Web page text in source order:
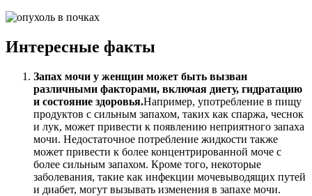
Интересные факты
Запах мочи у женщин может быть вызван
различными факторами, включая диету, гидратацию
и состояние здоровья.Например, употребление в пищу
продуктов с сильным запахом, таких как спаржа, чеснок
и лук, может привести к появлению неприятного запаха
мочи. Недостаточное потребление жидкости также
может привести к более концентрированной моче с
более сильным запахом. Кроме того, некоторые
заболевания, такие как инфекции мочевыводящих путей
и диабет, могут вызывать изменения в запахе мочи.